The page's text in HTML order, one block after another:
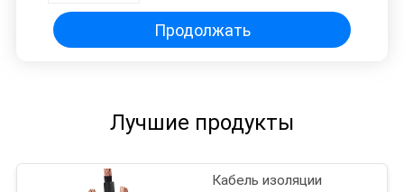
Продолжать
Лучшие продукты
Кабель изоляции